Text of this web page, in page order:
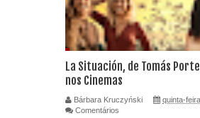
La Situación, de Tomás
nos Cinemas
Bárbara Kruczyński
quinta-
Comentários